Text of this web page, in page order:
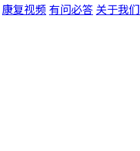
康复视频 有问必答 关于我们